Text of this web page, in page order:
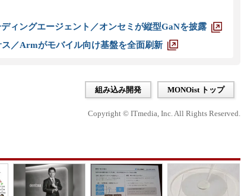
ィングエージェント／オンセミが縦型GaNを披露
／Armがモバイル向け基盤を全面刷新
組み込み開発 MONOist トップ
Copyright © ITmedia, Inc. All Rights Reserved.